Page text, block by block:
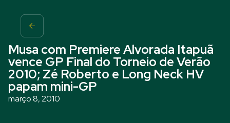
Musa com Premiere Alvorada Itapuã
vence GP Final do Torneio de Verão
2010; Zé Roberto e Long Neck HV
papam mini-GP
março 8, 2010